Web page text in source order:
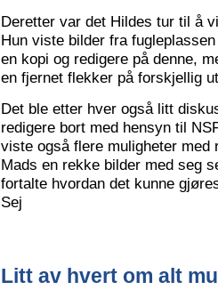
Deretter var det Hildes tur til å
Hun viste bilder fra
en kopi og redigere på denne,
en fjernet flekker på forskjellig
Det ble etter hver også litt
redigere bort med hensyn til
viste også flere muligheter
Mads en rekke bilder med seg
fortalte hvordan det kunne
Sej
Litt av hvert om alt